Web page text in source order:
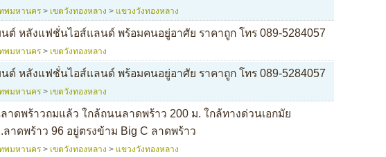
ทพมหานคร > เขตวังทองหลาง > แขวงวังทองหลาง
ต์ หลังแฟชั่นไอส์แลนด์ พร้อมคนอยู่อาศัย ราคาถูก โทร 089-5284057
ทพมหานคร > เขตวังทองหลาง
ต์ หลังแฟชั่นไอส์แลนด์ พร้อมคนอยู่อาศัย ราคาถูก โทร 089-5284057
ทพมหานคร > เขตวังทองหลาง
าดพร้าวถมแล้ว ใกล้ถนนลาดพร้าว 200 ม. ใกล้ทางด่วนเอกมัย
าดพร้าว 96 อยู่ตรงข้าม Big C ลาดพร้าว
ทพมหานคร > เขตวังทองหลาง > แขวงวังทองหลาง